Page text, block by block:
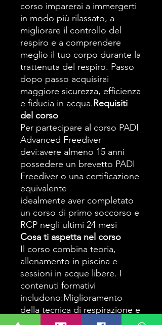
corso imparerai a immergerti
in modo più rilassato, a
migliorare il controllo del
respiro e a comprendere
meglio il tuo corpo durante la
trattenuta del respiro. Passo
dopo passo acquisirai
maggiore sicurezza, efficienza
e fiducia in acqua.Requisiti
del corso
Per partecipare al corso PADI
Advanced Freediver
devi:avere almeno 15 anni
possedere un brevetto PADI
Freediver o una certificazione
equivalente
idealmente aver completato
un corso di primo soccorso e
RCP negli ultimi 24 mesi
Cosa ti aspetta nel corso
Il corso combina teoria,
allenamento in piscina e
sessioni in acque libere. I
contenuti formativi
includono:Miglioramento
della tecnica di respirazione e
del rilassamento